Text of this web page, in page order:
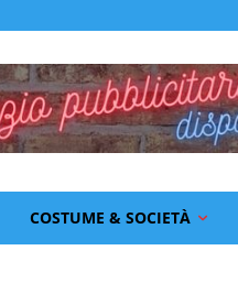
COSTUME & SOCIETÀ